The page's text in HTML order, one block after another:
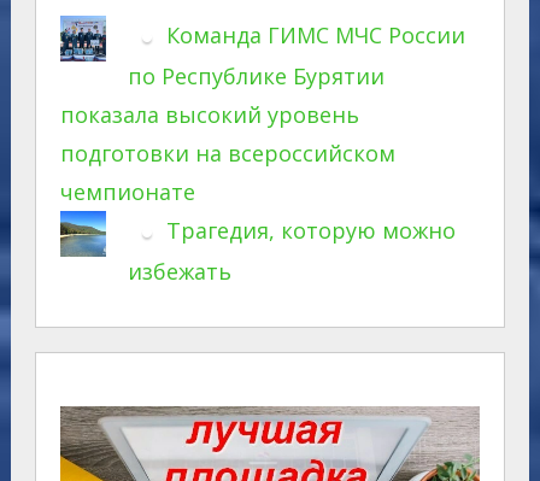
Команда ГИМС МЧС России
по Республике Бурятии
показала высокий уровень
подготовки на всероссийском
чемпионате
Трагедия, которую можно
избежать